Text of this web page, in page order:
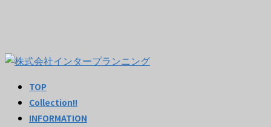
TOP
Collection!!
INFORMATION